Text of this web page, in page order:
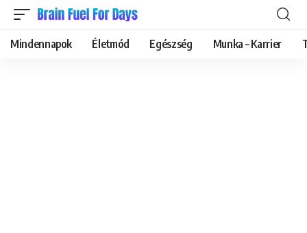
Mindennapok Életmód Egészség Munka – Karrier